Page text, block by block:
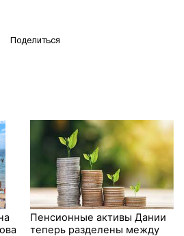
Поделиться
Пенсионные активы Дании
теперь разделены между